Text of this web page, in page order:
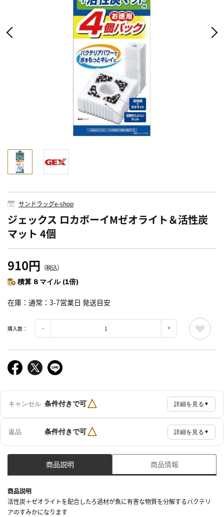
サンドラッグe-shop
ジェックス ロカボーイMゼオライト＆活性炭
マット 4個
910円 （税込）
積算 8 マイル (1倍)
在庫 通常：3-7営業日 発送目安
購入数：
キャンセル 条件付きで可△ 詳細を見る ▼
返品 条件付きで可△ 詳細を見る ▼
商品説明 商品情報
商品説明
活性炭＋ゼオライトを配合したろ過材が魚に有害な物質を分解するバクテリ
アのすみかになります